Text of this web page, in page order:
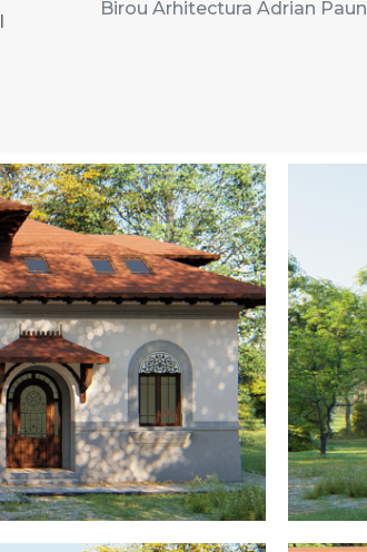
Birou Arhitectura Adrian Paun